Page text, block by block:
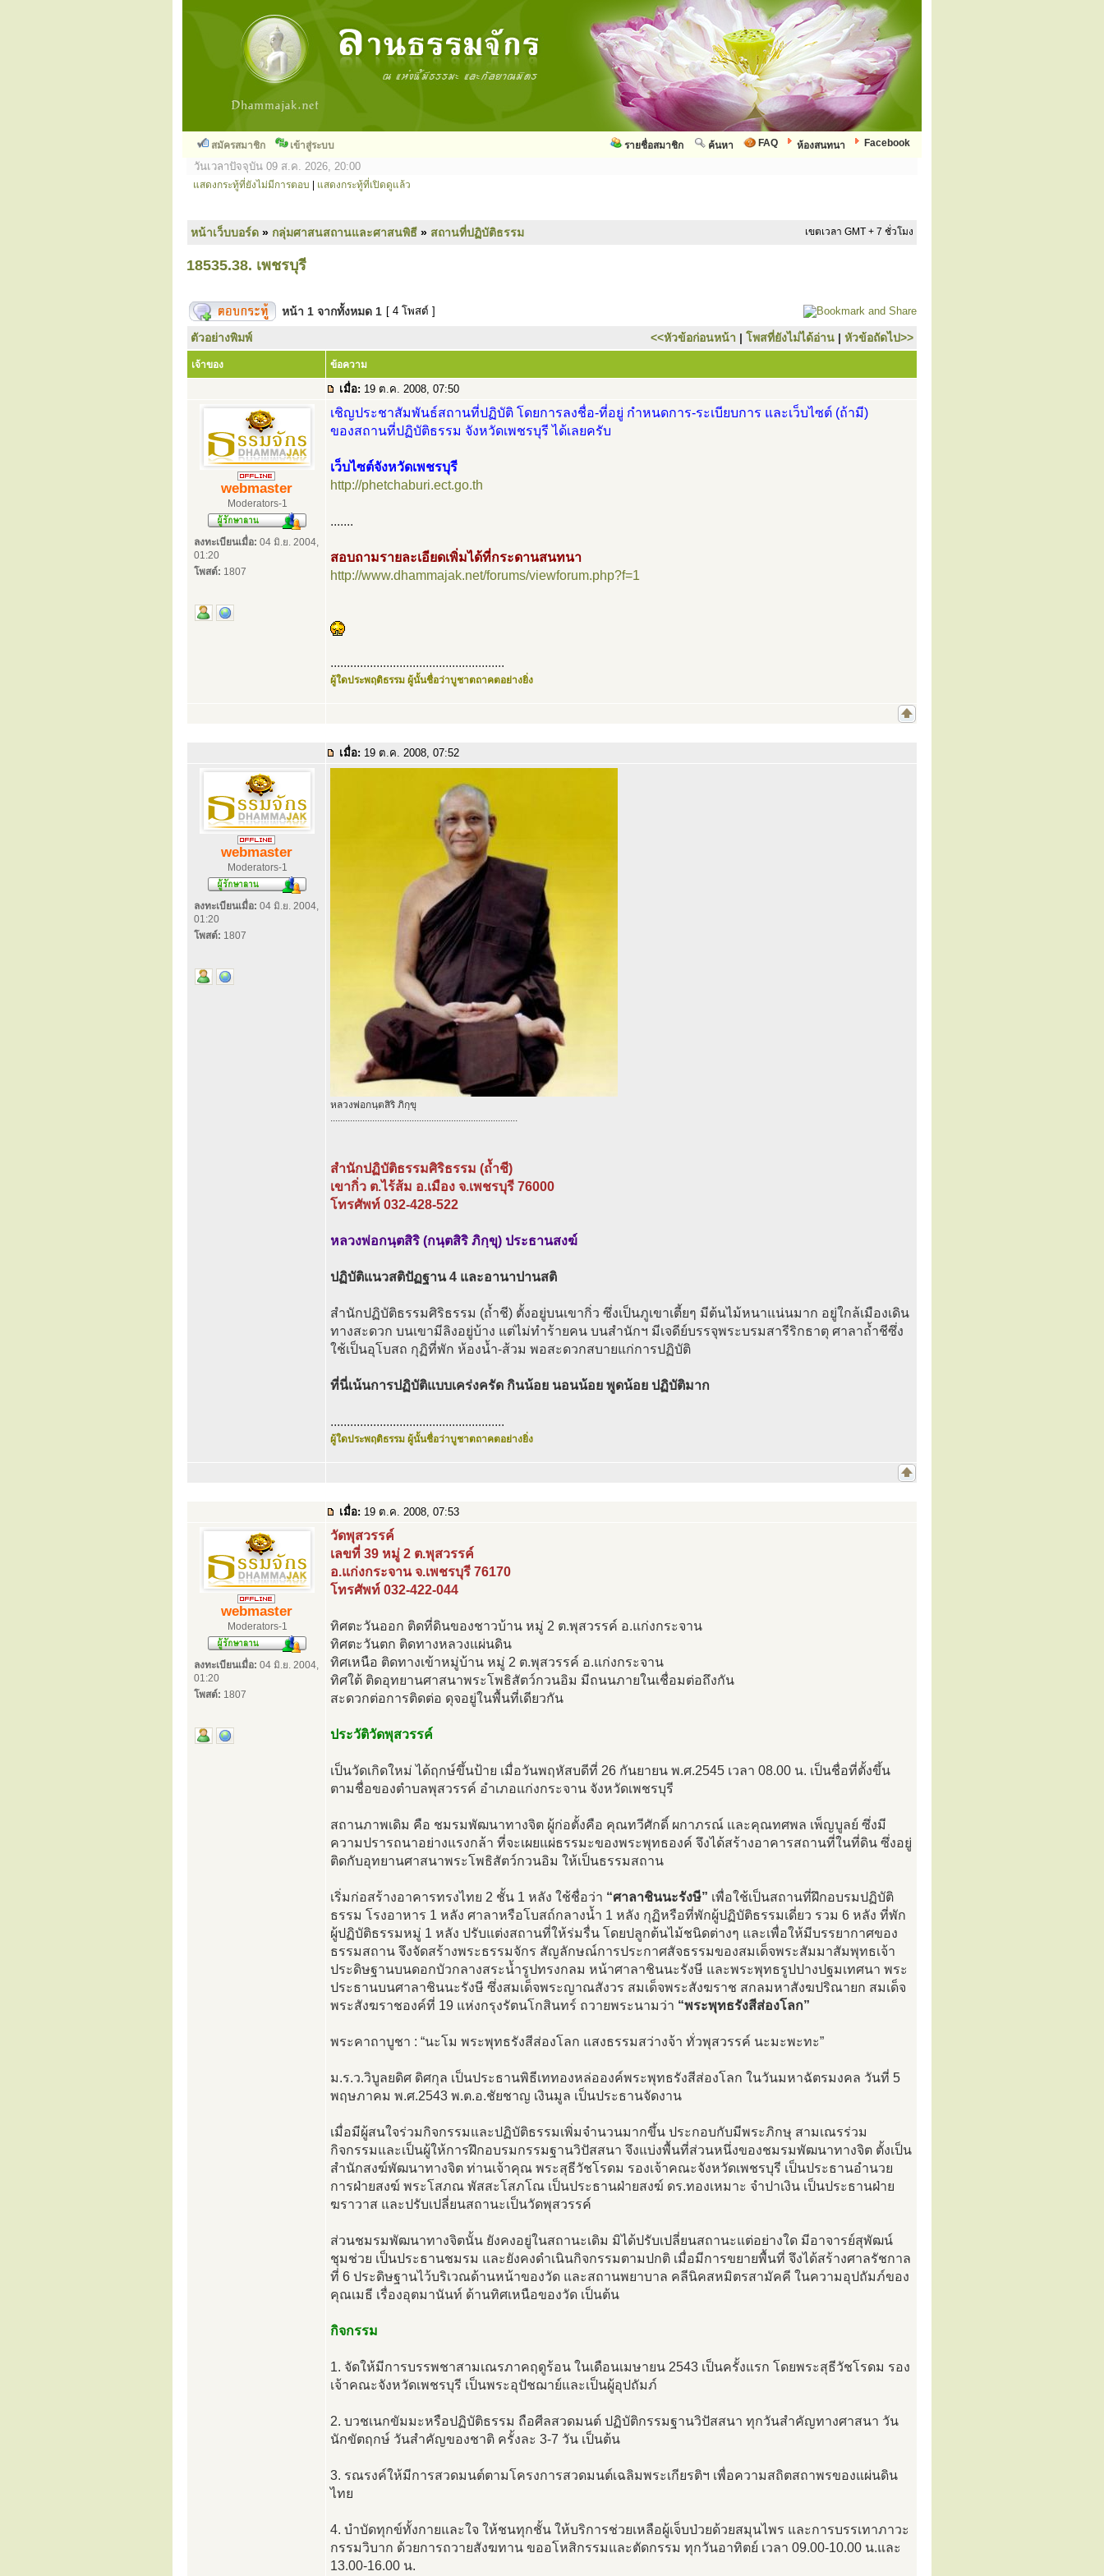
สมัครสมาชิก เข้าสู่ระบบ Facebook
ห้องสนทนา
FAQ
ค้นหา
รายชื่อสมาชิก
วันเวลาปัจจุบัน 09 ส.ค. 2026, 20:00
แสดงกระทู้ที่ยังไม่มีการตอบ แสดงกระทู้ที่เปิดดูแล้ว
หน้าเว็บบอร์ด » กลุ่มศาสนสถานและศาสนพิธี » สถานที่ปฏิบัติธรรม เขตเวลา GMT + 7 ชั่วโมง
18535.38. เพชรบุรี
หน้า 1 จากทั้งหมด 1 [ 4 โพสต์ ]
ตัวอย่างพิมพ์ <<หัวข้อก่อนหน้า | โพสที่ยังไม่ได้อ่าน | หัวข้อถัดไป>>
เจ้าของ ข้อความ
เมื่อ: 19 ต.ค. 2008, 07:50
webmaster
Moderators-1
ลงทะเบียนเมื่อ: 04 มิ.ย. 2004,
01:20
โพสต์: 1807
เชิญประชาสัมพันธ์สถานที่ปฏิบัติ โดยการลงชื่อ-ที่อยู่ กำหนดการ-ระเบียบการ และเว็บไซต์ (ถ้ามี)
ของสถานที่ปฏิบัติธรรม จังหวัดเพชรบุรี ได้เลยครับ
เว็บไซต์จังหวัดเพชรบุรี
http://phetchaburi.ect.go.th
.......
สอบถามรายละเอียดเพิ่มได้ที่กระดานสนทนา
http://www.dhammajak.net/forums/viewforum.php?f=1
.....................................................
ผู้ใดประพฤติธรรม ผู้นั้นชื่อว่าบูชาตถาคตอย่างยิ่ง
เมื่อ: 19 ต.ค. 2008, 07:52
webmaster
Moderators-1
ลงทะเบียนเมื่อ: 04 มิ.ย. 2004,
01:20
โพสต์: 1807
หลวงพ่อกนฺตสิริ ภิกฺขุ
............................................................................
สำนักปฏิบัติธรรมศิริธรรม (ถ้ำชี)
เขากิ่ว ต.ไร้ส้ม อ.เมือง จ.เพชรบุรี 76000
โทรศัพท์ 032-428-522
หลวงพ่อกนฺตสิริ (กนฺตสิริ ภิกฺขุ) ประธานสงฆ์
ปฏิบัติแนวสติปัฏฐาน 4 และอานาปานสติ
สำนักปฏิบัติธรรมศิริธรรม (ถ้ำชี) ตั้งอยู่บนเขากิ่ว ซึ่งเป็นภูเขาเตี้ยๆ มีต้นไม้หนาแน่นมาก อยู่ใกล้เมืองเดิน
ทางสะดวก บนเขามีลิงอยู่บ้าง แต่ไม่ทำร้ายคน บนสำนักฯ มีเจดีย์บรรจุพระบรมสารีริกธาตุ ศาลาถ้ำชีซึ่ง
ใช้เป็นอุโบสถ กุฏิที่พัก ห้องน้ำ-ส้วม พอสะดวกสบายแก่การปฏิบัติ
ที่นี่เน้นการปฏิบัติแบบเคร่งครัด กินน้อย นอนน้อย พูดน้อย ปฏิบัติมาก
.....................................................
ผู้ใดประพฤติธรรม ผู้นั้นชื่อว่าบูชาตถาคตอย่างยิ่ง
เมื่อ: 19 ต.ค. 2008, 07:53
webmaster
Moderators-1
ลงทะเบียนเมื่อ: 04 มิ.ย. 2004,
01:20
โพสต์: 1807
วัดพุสวรรค์
เลขที่ 39 หมู่ 2 ต.พุสวรรค์
อ.แก่งกระจาน จ.เพชรบุรี 76170
โทรศัพท์ 032-422-044
ทิศตะวันออก ติดที่ดินของชาวบ้าน หมู่ 2 ต.พุสวรรค์ อ.แก่งกระจาน
ทิศตะวันตก ติดทางหลวงแผ่นดิน
ทิศเหนือ ติดทางเข้าหมู่บ้าน หมู่ 2 ต.พุสวรรค์ อ.แก่งกระจาน
ทิศใต้ ติดอุทยานศาสนาพระโพธิสัตว์กวนอิม มีถนนภายในเชื่อมต่อถึงกัน
สะดวกต่อการติดต่อ ดุจอยู่ในพื้นที่เดียวกัน
ประวัติวัดพุสวรรค์
เป็นวัดเกิดใหม่ ได้ฤกษ์ขึ้นป้าย เมื่อวันพฤหัสบดีที่ 26 กันยายน พ.ศ.2545 เวลา 08.00 น. เป็นชื่อที่ตั้งขึ้น
ตามชื่อของตำบลพุสวรรค์ อำเภอแก่งกระจาน จังหวัดเพชรบุรี
สถานภาพเดิม คือ ชมรมพัฒนาทางจิต ผู้ก่อตั้งคือ คุณทวีศักดิ์ ผกาภรณ์ และคุณทศพล เพ็ญบูลย์ ซึ่งมี
ความปรารถนาอย่างแรงกล้า ที่จะเผยแผ่ธรรมะของพระพุทธองค์ จึงได้สร้างอาคารสถานที่ในที่ดิน ซึ่งอยู่
ติดกับอุทยานศาสนาพระโพธิสัตว์กวนอิม ให้เป็นธรรมสถาน
เริ่มก่อสร้างอาคารทรงไทย 2 ชั้น 1 หลัง ใช้ชื่อว่า “ศาลาชินนะรังษี” เพื่อใช้เป็นสถานที่ฝึกอบรมปฏิบัติ
ธรรม โรงอาหาร 1 หลัง ศาลาหรือโบสถ์กลางน้ำ 1 หลัง กุฏิหรือที่พักผู้ปฏิบัติธรรมเดี่ยว รวม 6 หลัง ที่พัก
ผู้ปฏิบัติธรรมหมู่ 1 หลัง ปรับแต่งสถานที่ให้ร่มรื่น โดยปลูกต้นไม้ชนิดต่างๆ และเพื่อให้มีบรรยากาศของ
ธรรมสถาน จึงจัดสร้างพระธรรมจักร สัญลักษณ์การประกาศสัจธรรมของสมเด็จพระสัมมาสัมพุทธเจ้า
ประดิษฐานบนดอกบัวกลางสระน้ำรูปทรงกลม หน้าศาลาชินนะรังษี และพระพุทธรูปปางปฐมเทศนา พระ
ประธานบนศาลาชินนะรังษี ซึ่งสมเด็จพระญาณสังวร สมเด็จพระสังฆราช สกลมหาสังฆปริณายก สมเด็จ
พระสังฆราชองค์ที่ 19 แห่งกรุงรัตนโกสินทร์ ถวายพระนามว่า “พระพุทธรังสีส่องโลก”
พระคาถาบูชา : “นะโม พระพุทธรังสีส่องโลก แสงธรรมสว่างจ้า ทั่วพุสวรรค์ นะมะพะทะ”
ม.ร.ว.วิบูลยดิศ ดิศกุล เป็นประธานพิธีเททองหล่อองค์พระพุทธรังสีส่องโลก ในวันมหาฉัตรมงคล วันที่ 5
พฤษภาคม พ.ศ.2543 พ.ต.อ.ชัยชาญ เงินมูล เป็นประธานจัดงาน
เมื่อมีผู้สนใจร่วมกิจกรรมและปฏิบัติธรรมเพิ่มจำนวนมากขึ้น ประกอบกับมีพระภิกษุ สามเณรร่วม
กิจกรรมและเป็นผู้ให้การฝึกอบรมกรรมฐานวิปัสสนา จึงแบ่งพื้นที่ส่วนหนึ่งของชมรมพัฒนาทางจิต ตั้งเป็น
สำนักสงฆ์พัฒนาทางจิต ท่านเจ้าคุณ พระสุธีวัชโรดม รองเจ้าคณะจังหวัดเพชรบุรี เป็นประธานอำนวย
การฝ่ายสงฆ์ พระโสภณ พัสสะโสภโณ เป็นประธานฝ่ายสงฆ์ ดร.ทองเหมาะ จำปาเงิน เป็นประธานฝ่าย
ฆราวาส และปรับเปลี่ยนสถานะเป็นวัดพุสวรรค์
ส่วนชมรมพัฒนาทางจิตนั้น ยังคงอยู่ในสถานะเดิม มิได้ปรับเปลี่ยนสถานะแต่อย่างใด มีอาจารย์สุพัฒน์
ชุมช่วย เป็นประธานชมรม และยังคงดำเนินกิจกรรมตามปกติ เมื่อมีการขยายพื้นที่ จึงได้สร้างศาลรัชกาล
ที่ 6 ประดิษฐานไว้บริเวณด้านหน้าของวัด และสถานพยาบาล คลีนิคสหมิตรสามัคคี ในความอุปถัมภ์ของ
คุณเมธี เรื่องอุตมานันท์ ด้านทิศเหนือของวัด เป็นต้น
กิจกรรม
1. จัดให้มีการบรรพชาสามเณรภาคฤดูร้อน ในเดือนเมษายน 2543 เป็นครั้งแรก โดยพระสุธีวัชโรดม รอง
เจ้าคณะจังหวัดเพชรบุรี เป็นพระอุปัชฌาย์และเป็นผู้อุปถัมภ์
2. บวชเนกขัมมะหรือปฏิบัติธรรม ถือศีลสวดมนต์ ปฏิบัติกรรมฐานวิปัสสนา ทุกวันสำคัญทางศาสนา วัน
นักขัตฤกษ์ วันสำคัญของชาติ ครั้งละ 3-7 วัน เป็นต้น
3. รณรงค์ให้มีการสวดมนต์ตามโครงการสวดมนต์เฉลิมพระเกียรติฯ เพื่อความสถิตสถาพรของแผ่นดิน
ไทย
4. บำบัดทุกข์ทั้งกายและใจ ให้ชนทุกชั้น ให้บริการช่วยเหลือผู้เจ็บป่วยด้วยสมุนไพร และการบรรเทาภาวะ
กรรมวิบาก ด้วยการถวายสังฆทาน ขออโหสิกรรมและตัดกรรม ทุกวันอาทิตย์ เวลา 09.00-10.00 น.และ
13.00-16.00 น.